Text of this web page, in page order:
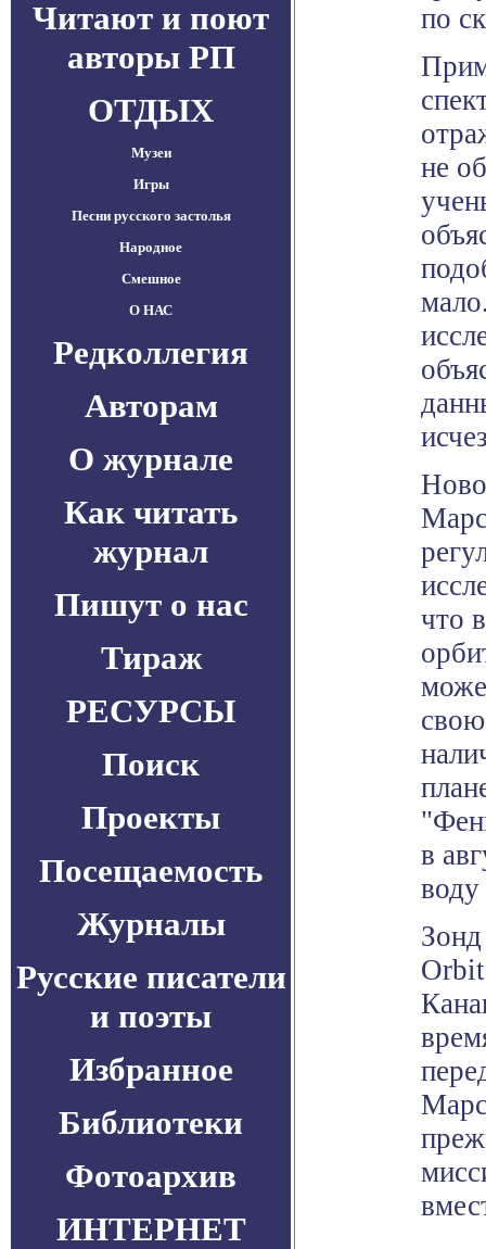
Читают и поют
авторы РП
ОТДЫХ
Музеи
Игры
Песни русского застолья
Народное
Смешное
О НАС
Редколлегия
Авторам
О журнале
Как читать
журнал
Пишут о нас
Тираж
РЕСУРСЫ
Поиск
Проекты
Посещаемость
Журналы
Русские писатели
и поэты
Избранное
Библиотеки
Фотоархив
ИНТЕРНЕТ
по
не
что
в
воду